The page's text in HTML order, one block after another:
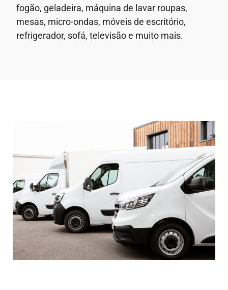
fogão, geladeira, máquina de lavar roupas,
mesas, micro-ondas, móveis de escritório,
refrigerador, sofá, televisão e muito mais.